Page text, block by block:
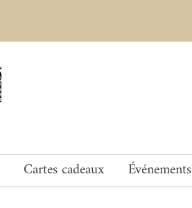
Cartes cadeaux Événements